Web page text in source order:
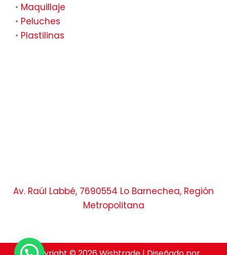
• Maquillaje
• Peluches
• Plastilinas
Av. Raúl Labbé, 7690554 Lo Barnechea, Región
Metropolitana